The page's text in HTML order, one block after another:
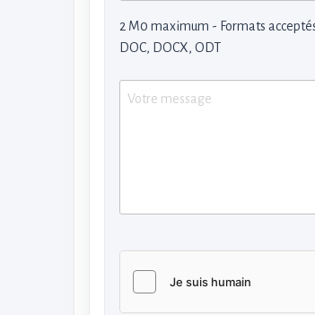
2 M0 maximum - Formats acceptés
DOC, DOCX, ODT